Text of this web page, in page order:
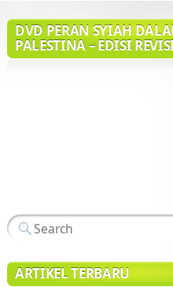
DVD PERAN SYIAH
PALESTINA – EDISI
ARTIKEL TERBARU